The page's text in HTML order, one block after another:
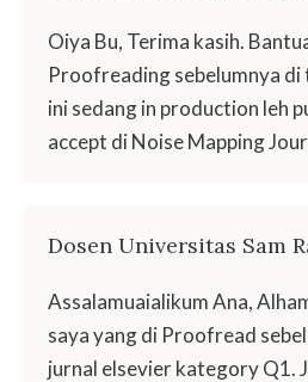
Oiya Bu, Terima kasih.
Proofreading sebelumnya di
ini sedang in production leh
accept di Noise Mapping
Dosen Universitas Sam
Assalamuaialikum Ana,
saya yang di Proofread
jurnal elsevier kategory Q1.